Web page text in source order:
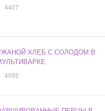
4407
ХЛЕБ С СОЛОДОМ В
4093